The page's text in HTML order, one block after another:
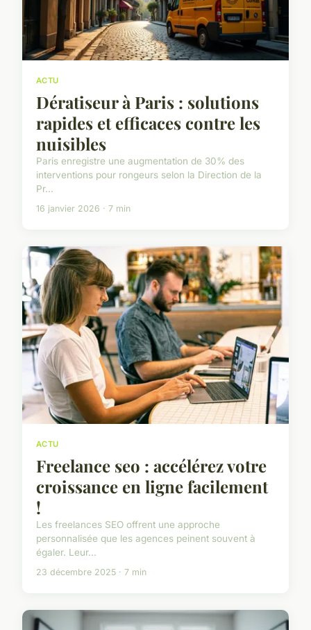
ACTU
Dératiseur à Paris : solutions
rapides et efficaces contre les
nuisibles
Paris enregistre une augmentation de 30% des
interventions pour rongeurs selon la Direction de la
Pr...
16 janvier 2026 · 7 min
ACTU
Freelance seo : accélérez votre
croissance en ligne facilement
!
Les freelances SEO offrent une approche
personnalisée que les agences peinent souvent à
égaler. Leur...
23 décembre 2025 · 7 min